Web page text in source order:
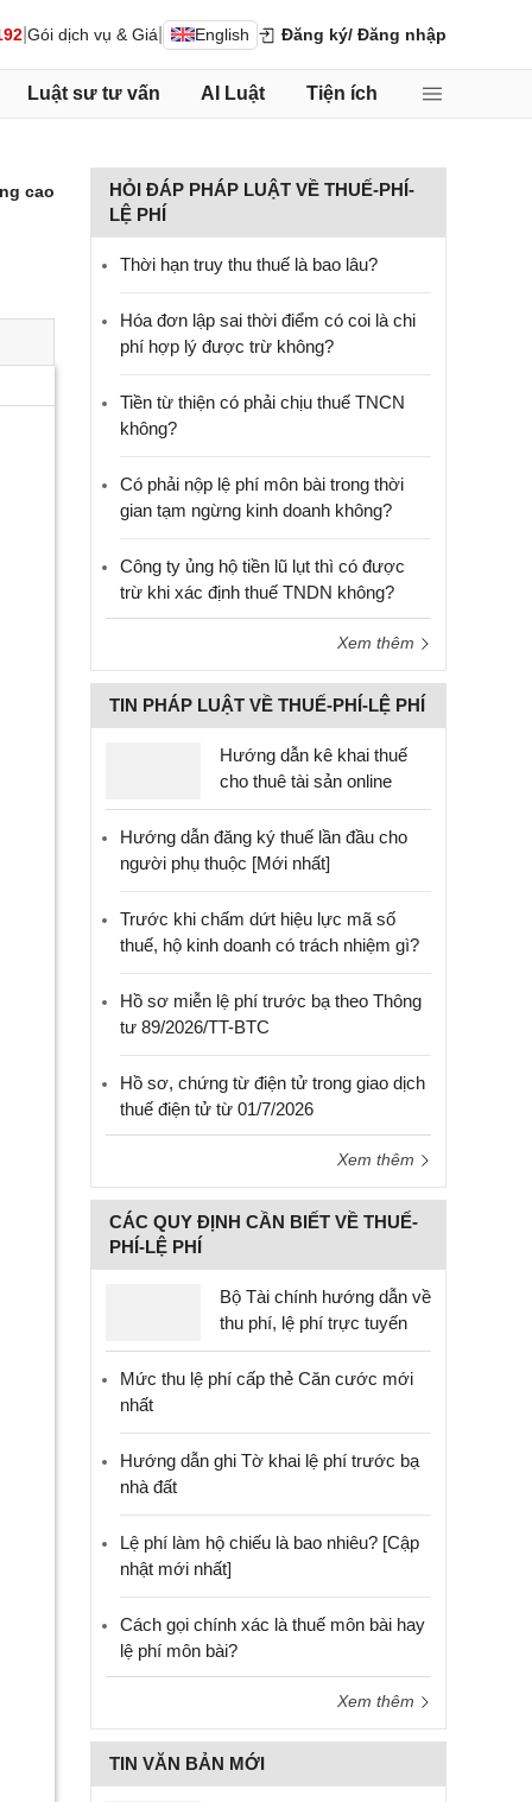
Gói dịch vụ & Giá English Đăng ký/ Đăng nhập
Luật sư tư vấn AI Luật Tiện ích
cao
HỎI ĐÁP PHÁP LUẬT VỀ THUẾ-PHÍ-
LỆ PHÍ
Thời hạn truy thu thuế là bao lâu?
Hóa đơn lập sai thời điểm có coi là chi
phí hợp lý được trừ không?
Tiền từ thiện có phải chịu thuế TNCN
không?
Có phải nộp lệ phí môn bài trong thời
gian tạm ngừng kinh doanh không?
Công ty ủng hộ tiền lũ lụt thì có được
trừ khi xác định thuế TNDN không?
Xem thêm
TIN PHÁP LUẬT VỀ THUẾ-PHÍ-LỆ PHÍ
Hướng dẫn kê khai thuế
cho thuê tài sản online
Hướng dẫn đăng ký thuế lần đầu cho
người phụ thuộc [Mới nhất]
Trước khi chấm dứt hiệu lực mã số
thuế, hộ kinh doanh có trách nhiệm gì?
Hồ sơ miễn lệ phí trước bạ theo Thông
tư 89/2026/TT-BTC
Hồ sơ, chứng từ điện tử trong giao dịch
thuế điện tử từ 01/7/2026
Xem thêm
CÁC QUY ĐỊNH CẦN BIẾT VỀ THUẾ-
PHÍ-LỆ PHÍ
Bộ Tài chính hướng dẫn về
thu phí, lệ phí trực tuyến
Mức thu lệ phí cấp thẻ Căn cước mới
nhất
Hướng dẫn ghi Tờ khai lệ phí trước bạ
nhà đất
Lệ phí làm hộ chiếu là bao nhiêu? [Cập
nhật mới nhất]
Cách gọi chính xác là thuế môn bài hay
lệ phí môn bài?
Xem thêm
TIN VĂN BẢN MỚI